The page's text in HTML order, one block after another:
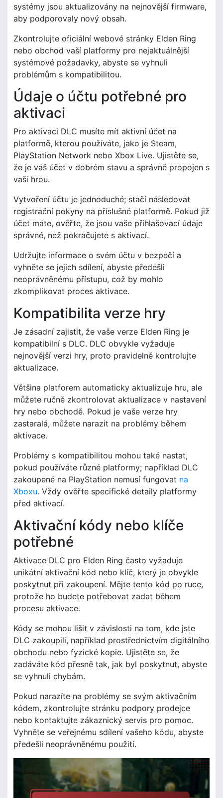
systémy jsou aktualizovány na nejnovější firmware,
aby podporovaly nový obsah.
Zkontrolujte oficiální webové stránky Elden Ring
nebo obchod vaší platformy pro nejaktuálnější
systémové požadavky, abyste se vyhnuli
problémům s kompatibilitou.
Údaje o účtu potřebné pro
aktivaci
Pro aktivaci DLC musíte mít aktivní účet na
platformě, kterou používáte, jako je Steam,
PlayStation Network nebo Xbox Live. Ujistěte se,
že je váš účet v dobrém stavu a správně propojen s
vaší hrou.
Vytvoření účtu je jednoduché; stačí následovat
registrační pokyny na příslušné platformě. Pokud již
účet máte, ověřte, že jsou vaše přihlašovací údaje
správné, než pokračujete s aktivací.
Udržujte informace o svém účtu v bezpečí a
vyhněte se jejich sdílení, abyste předešli
neoprávněnému přístupu, což by mohlo
zkomplikovat proces aktivace.
Kompatibilita verze hry
Je zásadní zajistit, že vaše verze Elden Ring je
kompatibilní s DLC. DLC obvykle vyžaduje
nejnovější verzi hry, proto pravidelně kontrolujte
aktualizace.
Většina platforem automaticky aktualizuje hru, ale
můžete ručně zkontrolovat aktualizace v nastavení
hry nebo obchodě. Pokud je vaše verze hry
zastaralá, můžete narazit na problémy během
aktivace.
Problémy s kompatibilitou mohou také nastat,
pokud používáte různé platformy; například DLC
zakoupené na PlayStation nemusí fungovat na
Xboxu. Vždy ověřte specifické detaily platformy
před aktivací.
Aktivační kódy nebo klíče
potřebné
Aktivace DLC pro Elden Ring často vyžaduje
unikátní aktivační kód nebo klíč, který je obvykle
poskytnut při zakoupení. Mějte tento kód po ruce,
protože ho budete potřebovat zadat během
procesu aktivace.
Kódy se mohou lišit v závislosti na tom, kde jste
DLC zakoupili, například prostřednictvím digitálního
obchodu nebo fyzické kopie. Ujistěte se, že
zadáváte kód přesně tak, jak byl poskytnut, abyste
se vyhnuli chybám.
Pokud narazíte na problémy se svým aktivačním
kódem, zkontrolujte stránku podpory prodejce
nebo kontaktujte zákaznický servis pro pomoc.
Vyhněte se veřejnému sdílení vašeho kódu, abyste
předešli neoprávněnému použití.